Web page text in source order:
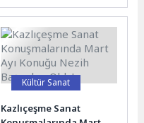
buluşturmaya devam
ediyor.Aydın Büyükşehir
Belediyesi...
Kültür Sanat
Kazlıçeşme Sanat